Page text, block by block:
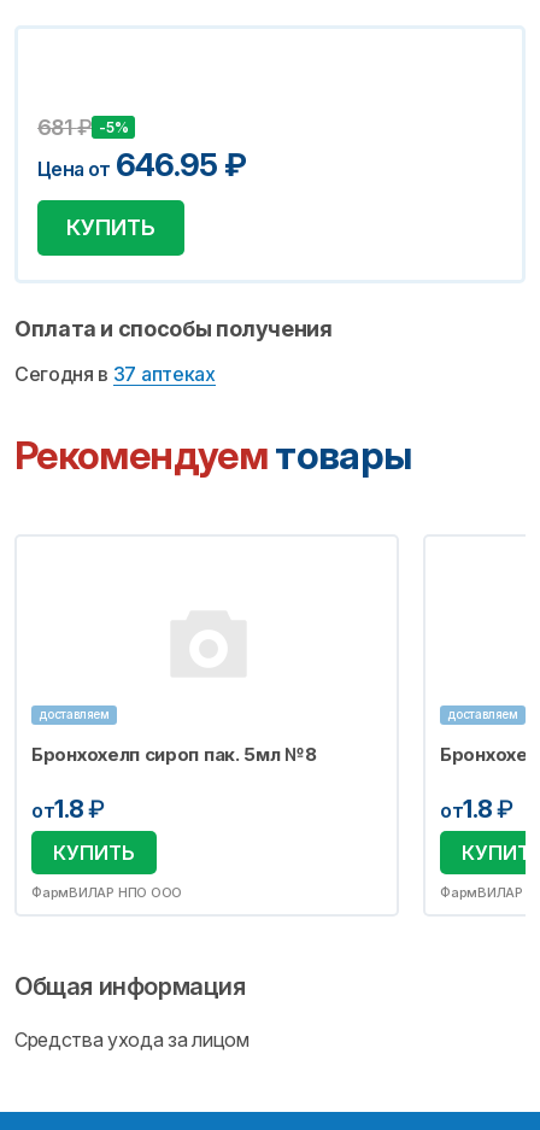
681₽ -5%
Цена от 646.95 ₽
КУПИТЬ
Оплата и способы получения
Сегодня в 37 аптеках
Рекомендуемтовары
доставляем
Бронхохелп сироп пак. 5мл №8
от1.8₽
КУПИТЬ
ФармВИЛАР НПО ООО
доставляем
от1.8₽
ФармВИЛАР
Общая информация
Средства ухода за лицом